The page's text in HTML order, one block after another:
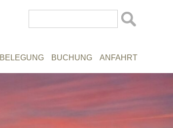
BELEGUNG BUCHUNG ANFAHRT